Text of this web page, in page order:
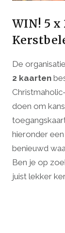
WIN! 5
De
2 kaarten
doen om
hieronder
benieuwd
Ben je op
juist lekker